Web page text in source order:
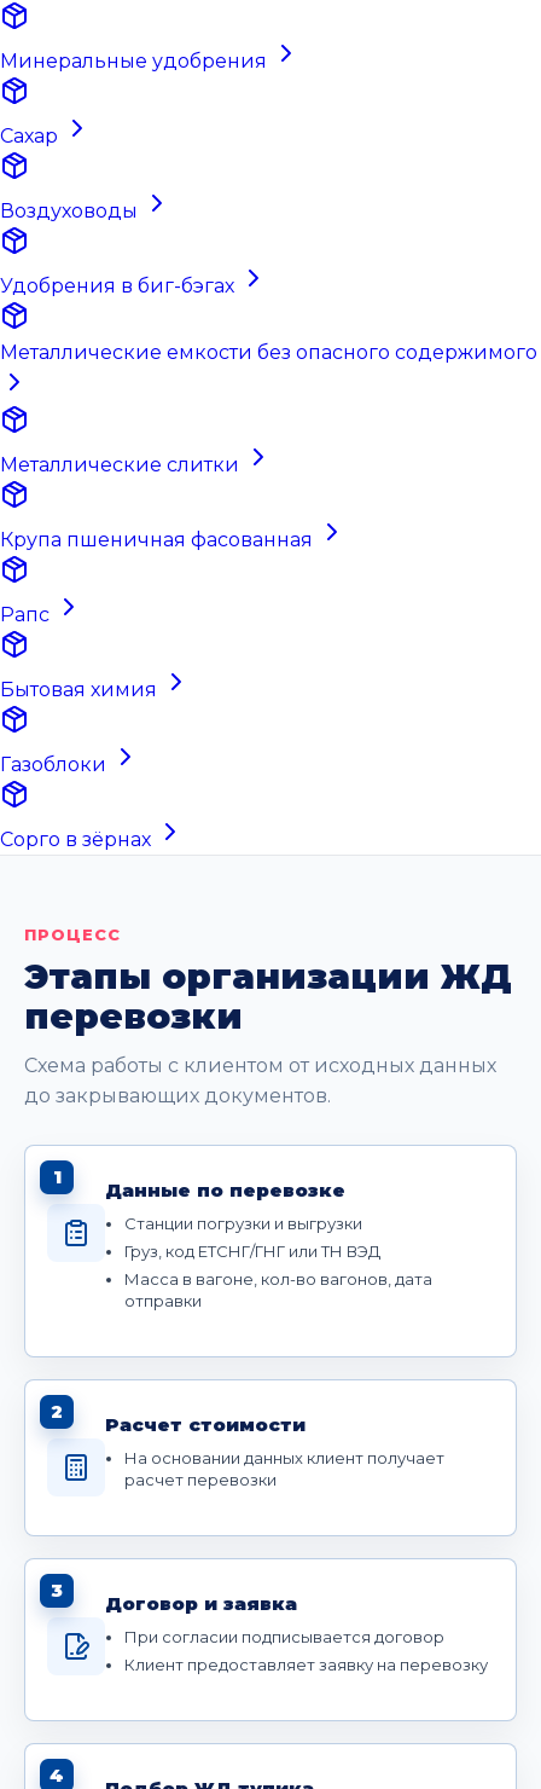
Минеральные удобрения
Сахар
Воздуховоды
Удобрения в биг-бэгах
Металлические емкости без опасного содержимого
Металлические слитки
Крупа пшеничная фасованная
Рапс
Бытовая химия
Газоблоки
Сорго в зёрнах
ПРОЦЕСС
Этапы организации ЖД
перевозки
Схема работы с клиентом от исходных данных
до закрывающих документов.
1
Данные по перевозке
Станции погрузки и выгрузки
Груз, код ЕТСНГ/ГНГ или ТН ВЭД
Масса в вагоне, кол-во вагонов, дата
отправки
2
Расчет стоимости
На основании данных клиент получает
расчет перевозки
3
Договор и заявка
При согласии подписывается договор
Клиент предоставляет заявку на перевозку
4